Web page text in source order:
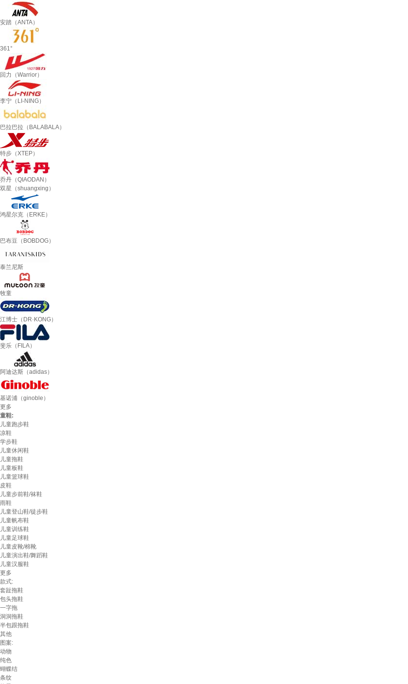
安踏（ANTA）
361°
回力（Warrior）
李宁（LI-NING）
巴拉巴拉（BALABALA）
特步（XTEP）
乔丹（QIAODAN）
双星（shuangxing）
鸿星尔克（ERKE）
巴布豆（BOBDOG）
泰兰尼斯
牧童
江博士（DR·KONG）
斐乐（FILA）
阿迪达斯（adidas）
基诺浦（ginoble）
更多
童鞋:
儿童跑步鞋
凉鞋
学步鞋
儿童休闲鞋
儿童拖鞋
儿童板鞋
儿童篮球鞋
皮鞋
儿童步前鞋/袜鞋
雨鞋
儿童登山鞋/徒步鞋
儿童帆布鞋
儿童训练鞋
儿童足球鞋
儿童皮靴/棉靴
儿童演出鞋/舞蹈鞋
儿童汉服鞋
更多
款式:
套趾拖鞋
包头拖鞋
一字拖
洞洞拖鞋
半包跟拖鞋
其他
图案:
动物
纯色
蝴蝶结
条纹